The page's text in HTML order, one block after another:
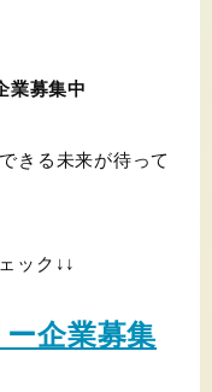
業募集中
きる未来が待って
ック↓↓
企業募集